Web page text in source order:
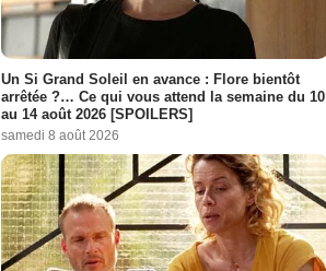
Un Si Grand Soleil en avance : Flore bientôt
arrêtée ?… Ce qui vous attend la semaine du 10
au 14 août 2026 [SPOILERS]
samedi 8 août 2026